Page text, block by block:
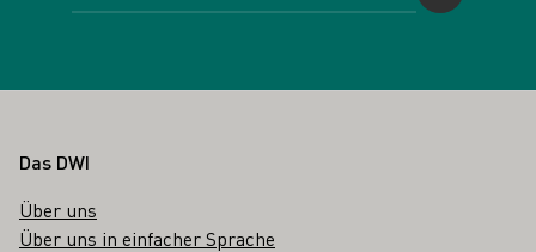
Fußbereich
Das DWI
Über uns
Über uns in einfacher Sprache